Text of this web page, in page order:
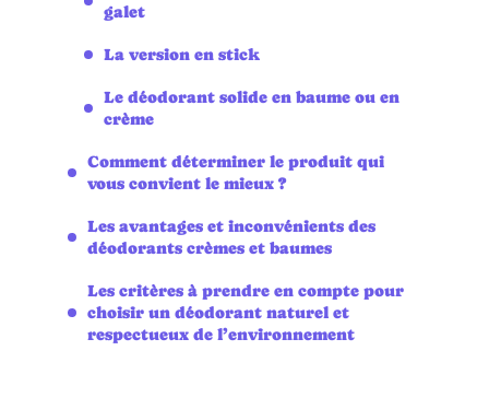
galet
La version en stick
Le déodorant solide en baume ou en
crème
Comment déterminer le produit qui
vous convient le mieux ?
Les avantages et inconvénients des
déodorants crèmes et baumes
Les critères à prendre en compte pour
choisir un déodorant naturel et
respectueux de l’environnement